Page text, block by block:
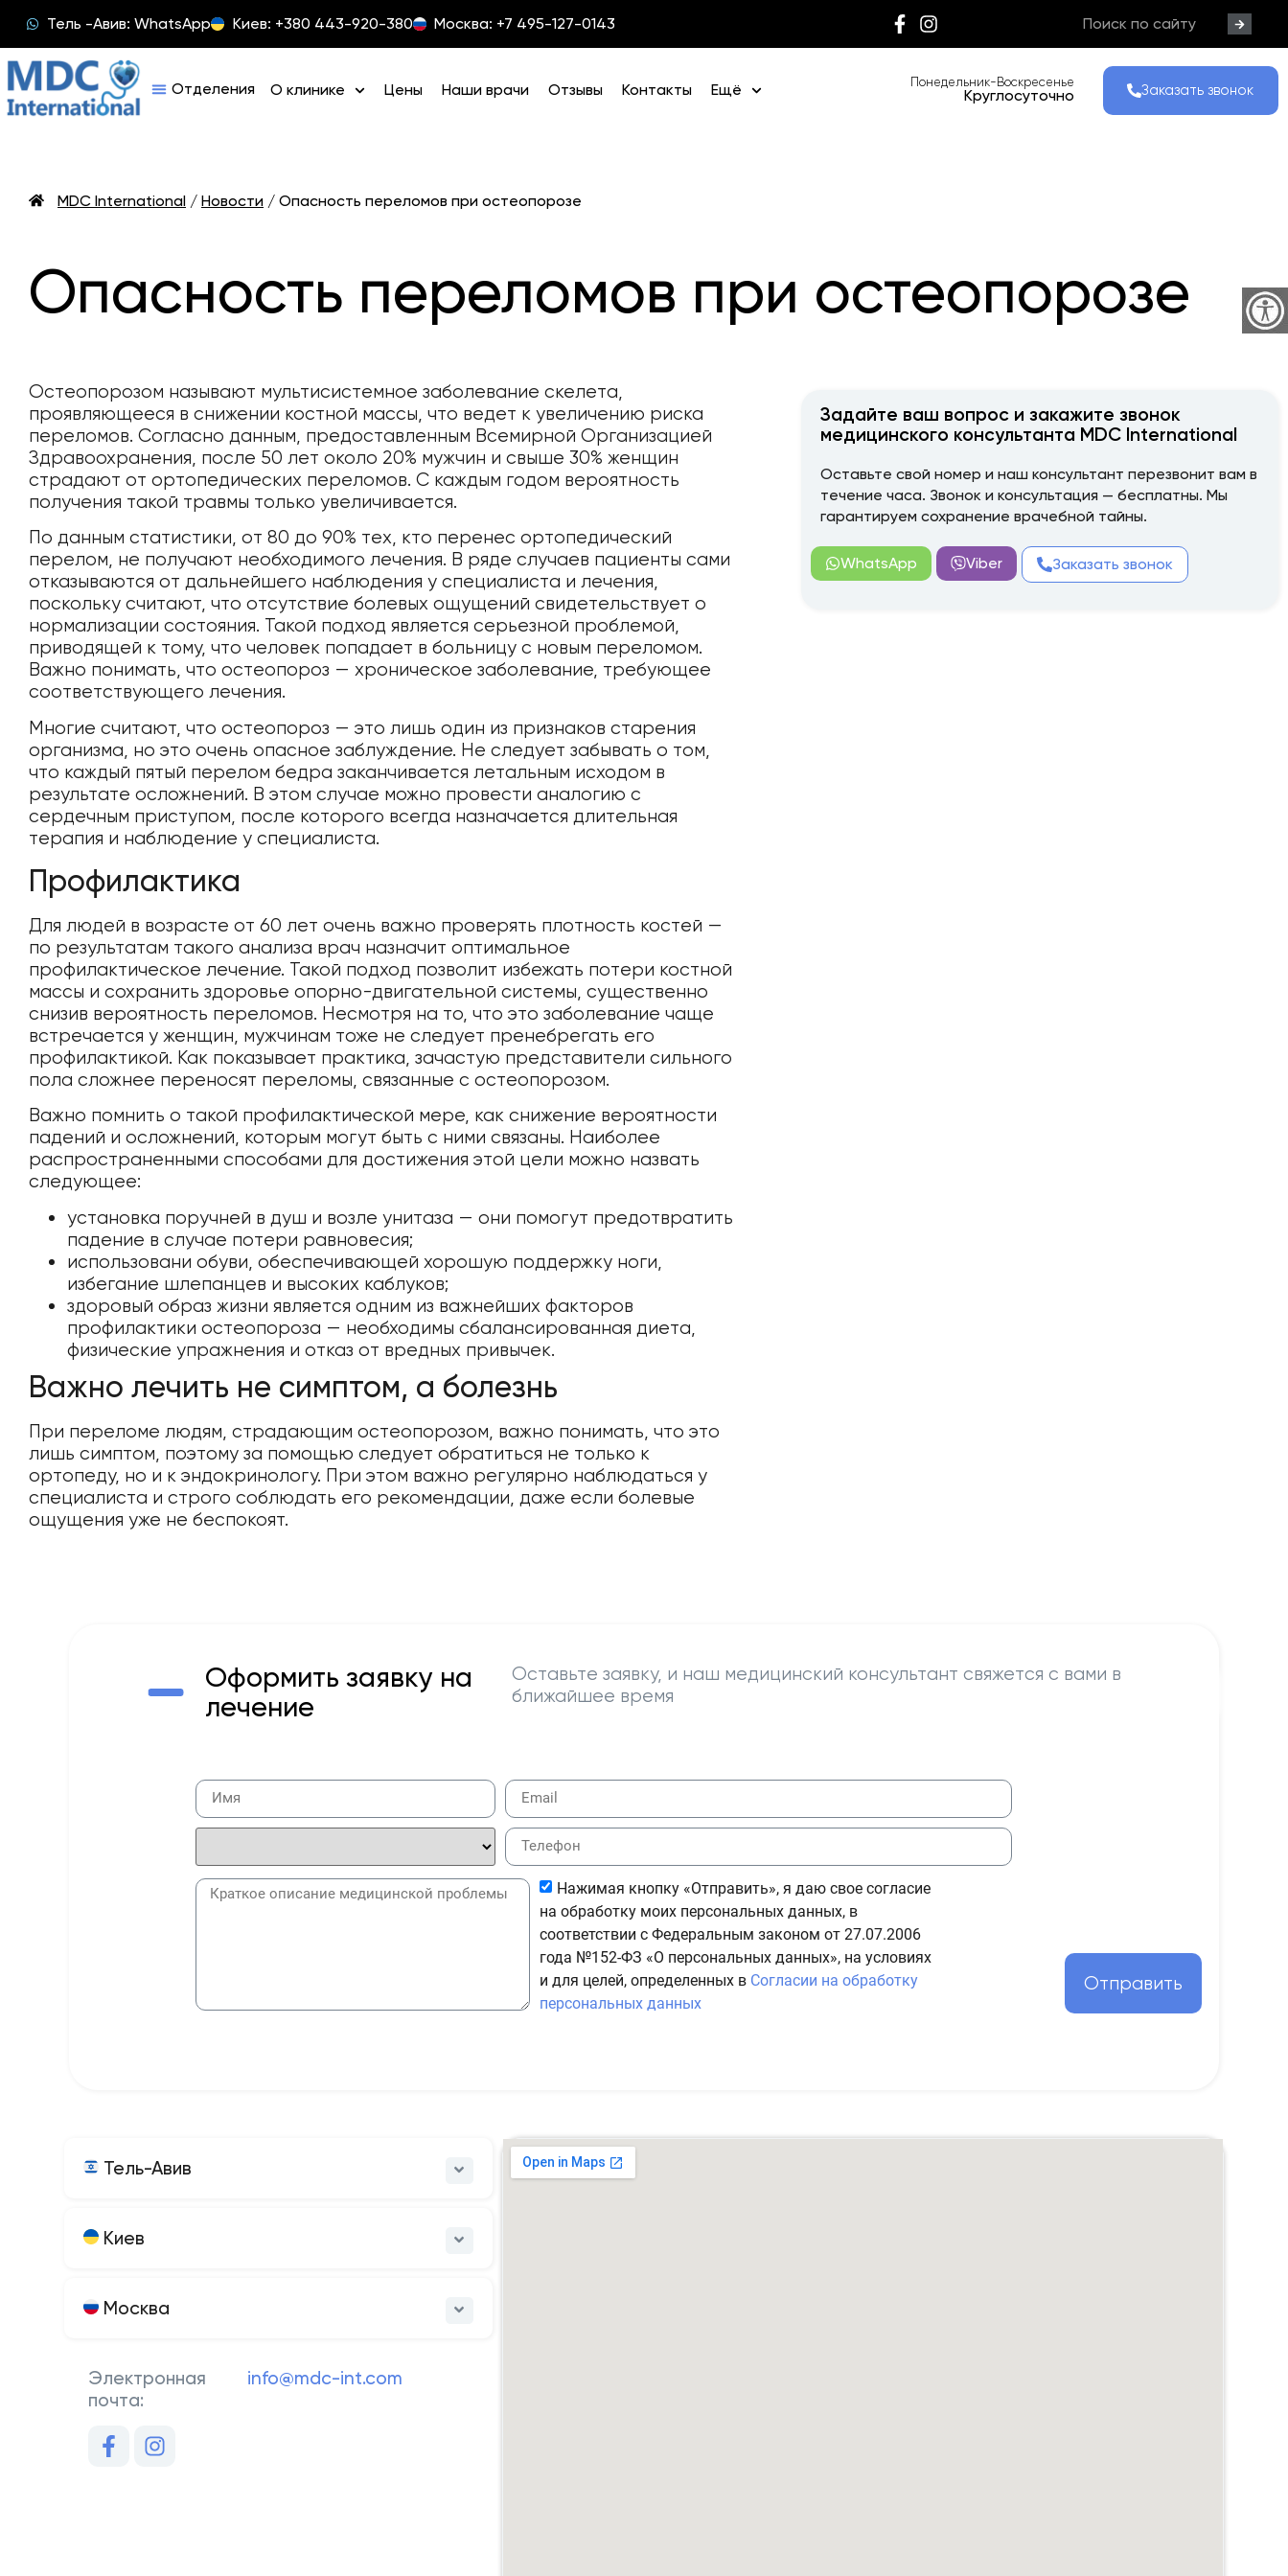
Тель -Авив: WhatsApp Киев: +380 443-920-380 Москва: +7 495-127-0143
О клинике Цены Наши врачи Отзывы Контакты Ещё Понедельник-Воскресенье
Круглосуточно Заказать звонок
MDC International / Новости / Опасность переломов при остеопорозе
Опасность переломов при остеопорозе
Остеопорозом называют мультисистемное заболевание скелета,
проявляющееся в снижении костной массы, что ведет к увеличению риска
переломов. Согласно данным, предоставленным Всемирной Организацией
Здравоохранения, после 50 лет около 20% мужчин и свыше 30% женщин
страдают от ортопедических переломов. С каждым годом вероятность
получения такой травмы только увеличивается.
По данным статистики, от 80 до 90% тех, кто перенес ортопедический
перелом, не получают необходимого лечения. В ряде случаев пациенты сами
отказываются от дальнейшего наблюдения у специалиста и лечения,
поскольку считают, что отсутствие болевых ощущений свидетельствует о
нормализации состояния. Такой подход является серьезной проблемой,
приводящей к тому, что человек попадает в больницу с новым переломом.
Важно понимать, что остеопороз — хроническое заболевание, требующее
соответствующего лечения.
Многие считают, что остеопороз — это лишь один из признаков старения
организма, но это очень опасное заблуждение. Не следует забывать о том,
что каждый пятый перелом бедра заканчивается летальным исходом в
результате осложнений. В этом случае можно провести аналогию с
сердечным приступом, после которого всегда назначается длительная
терапия и наблюдение у специалиста.
Профилактика
Для людей в возрасте от 60 лет очень важно проверять плотность костей —
по результатам такого анализа врач назначит оптимальное
профилактическое лечение. Такой подход позволит избежать потери костной
массы и сохранить здоровье опорно-двигательной системы, существенно
снизив вероятность переломов. Несмотря на то, что это заболевание чаще
встречается у женщин, мужчинам тоже не следует пренебрегать его
профилактикой. Как показывает практика, зачастую представители сильного
пола сложнее переносят переломы, связанные с остеопорозом.
Важно помнить о такой профилактической мере, как снижение вероятности
падений и осложнений, которым могут быть с ними связаны. Наиболее
распространенными способами для достижения этой цели можно назвать
следующее:
установка поручней в душ и возле унитаза — они помогут предотвратить
падение в случае потери равновесия;
использовани обуви, обеспечивающей хорошую поддержку ноги,
избегание шлепанцев и высоких каблуков;
здоровый образ жизни является одним из важнейших факторов
профилактики остеопороза — необходимы сбалансированная диета,
физические упражнения и отказ от вредных привычек.
Важно лечить не симптом, а болезнь
При переломе людям, страдающим остеопорозом, важно понимать, что это
лишь симптом, поэтому за помощью следует обратиться не только к
ортопеду, но и к эндокринологу. При этом важно регулярно наблюдаться у
специалиста и строго соблюдать его рекомендации, даже если болевые
ощущения уже не беспокоят.
Задайте ваш вопрос и закажите звонок
медицинского консультанта MDC International
Оставьте свой номер и наш консультант перезвонит вам в
течение часа. Звонок и консультация — бесплатны. Мы
гарантируем сохранение врачебной тайны.
WhatsApp Viber Заказать звонок
Оформить заявку на
лечение
Оставьте заявку, и наш медицинский консультант свяжется с вами в
ближайшее время
Нажимая кнопку «Отправить», я даю свое согласие
на обработку моих персональных данных, в
соответствии с Федеральным законом от 27.07.2006
года №152-ФЗ «О персональных данных», на условиях
и для целей, определенных в Согласии на обработку
персональных данных
Отправить
Тель-Авив
Киев
Москва
Электронная
почта:
info@mdc-int.com